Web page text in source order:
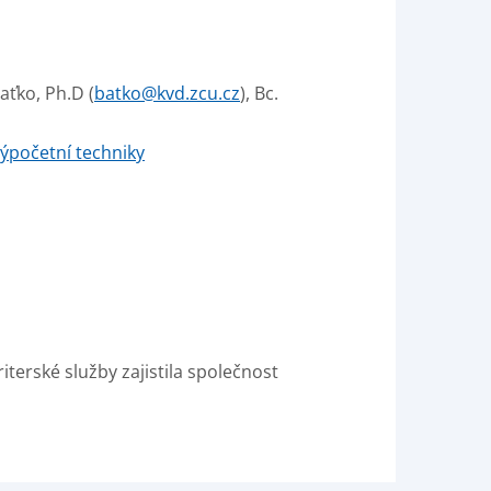
Ph.D (batko@kvd.zcu.cz), Bc.
techniky
služby zajistila společnost